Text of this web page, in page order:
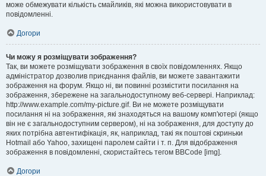
може обмежувати кількість смайликів, які можна використовувати в
повідомленні.
Догори
Чи можу я розміщувати зображення?
Так, ви можете розміщувати зображення в своїх повідомленнях. Якщо
адміністратор дозволив приєднання файлів, ви можете завантажити
зображення на форум. Якщо ні, ви повинні розмістити посилання на
зображення, збережене на загальнодоступному веб-сервері. Наприклад:
http://www.example.com/my-picture.gif. Ви не можете розміщувати
посилання ні на зображення, які знаходяться на вашому комп'ютері (якщо
він не є загальнодоступним сервером), ні на зображення, для доступу до
яких потрібна автентифікація, як, наприклад, такі як поштові скриньки
Hotmail або Yahoo, захищені паролем сайти і т. п. Для відображення
зображення в повідомленні, скористайтесь тегом BBCode [img].
Догори